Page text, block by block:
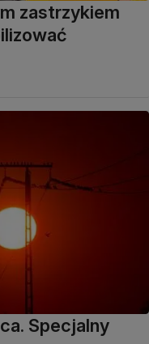
zastrzykiem
Specjalny